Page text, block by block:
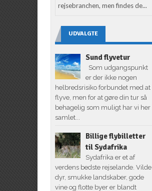
rejsebranchen, men findes de...
UDVALGTE
Sund flyvetur
Som udgangspunkt
er der ikke nogen
helbredsrisiko forbundet med at
flyve, men for at gøre din tur så
behagelig som muligt har vi her
samlet...
Billige flybilletter
til Sydafrika
Sydafrika er et af
verdens bedste rejselande. Vilde
dyr, smukke landskaber, gode
vine og flotte byer er blandt